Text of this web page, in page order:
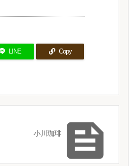
LINE Copy

小川珈琲